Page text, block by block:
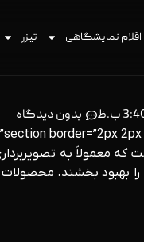
اقلام نمایشگاهی تیزر
ب.ظ بدون دیدگاه
معمولاً به
بهبود بخشند، محصولات